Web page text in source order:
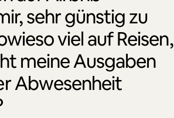
sehr günstig zu
viel auf Reisen,
meine Ausgaben
Abwesenheit